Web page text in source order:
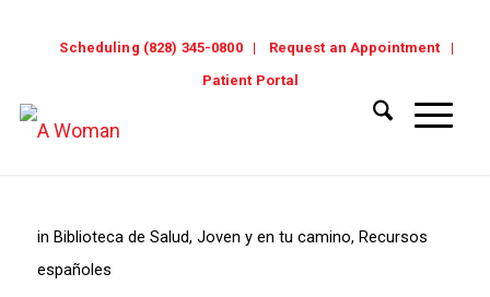
Scheduling (828) 345-0800
Request an Appointment
Patient Portal
in Biblioteca de Salud, Joven y en tu camino, Recursos
españoles